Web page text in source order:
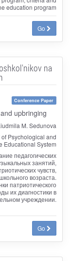
education program
Go
na
Conference Paper
upbringing
M. Sedunova
Psychological and
Educational System
педагогических
занятий,
чувств,
возраста.
патриотического
их диагностики в
учреждении.
Go